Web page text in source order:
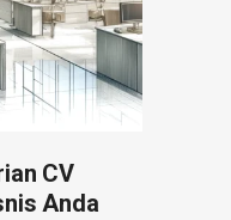
CV
Anda